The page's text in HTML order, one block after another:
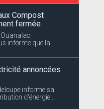
Compost
fermée
Ouanalao
informe que la...
annoncées
informe sa
d’énergie...